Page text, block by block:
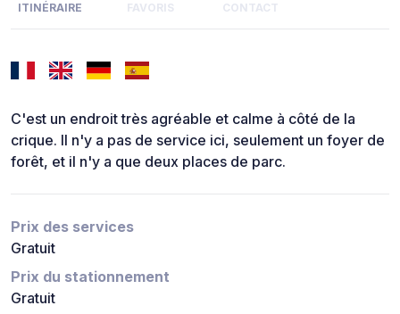
ITINÉRAIRE FAVORIS CONTACT
C'est un endroit très agréable et calme à côté de la
crique. Il n'y a pas de service ici, seulement un foyer de
forêt, et il n'y a que deux places de parc.
Prix des services
Gratuit
Prix du stationnement
Gratuit